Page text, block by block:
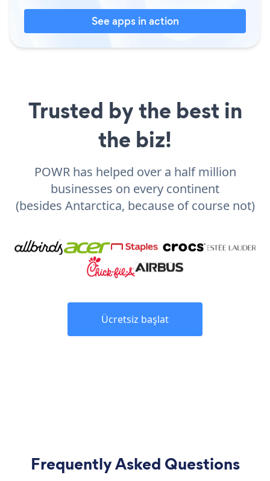
See apps in action
Trusted by the best in
the biz!
POWR has helped over a half million
businesses on every continent
(besides Antarctica, because of course not)
Ücretsiz başlat
Frequently Asked Questions